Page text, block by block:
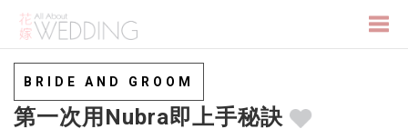
BRIDE AND GROOM
第一次用Nubra即上手秘訣